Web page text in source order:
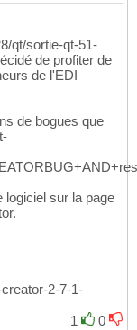
qt/sortie-qt-51-
de profiter de
de l'EDI
de bogues que
sur la page
2-7-1-
1
0